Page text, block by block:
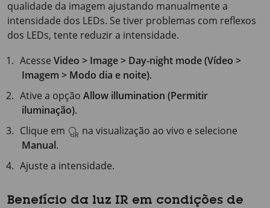
qualidade da imagem ajustando manualmente a
intensidade dos LEDs. Se tiver problemas com reflexos
dos LEDs, tente reduzir a intensidade.
AcesseVideo > Image > Day-night mode (Vídeo >
Imagem > Modo dia e noite).
Ative a opçãoAllow illumination (Permitir
iluminação).
Clique em
na visualização ao vivo e selecione
Manual.
Ajuste a intensidade.
Benefício da luz IR em condições de